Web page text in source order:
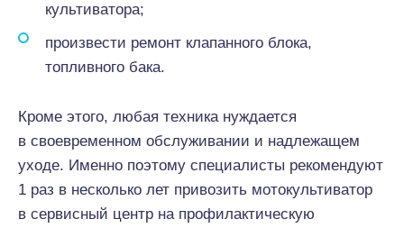
культиватора;
произвести ремонт клапанного блока,
топливного бака.
Кроме этого, любая техника нуждается
в своевременном обслуживании и надлежащем
уходе. Именно поэтому специалисты рекомендуют
1 раз в несколько лет привозить мотокультиватор
в сервисный центр на профилактическую